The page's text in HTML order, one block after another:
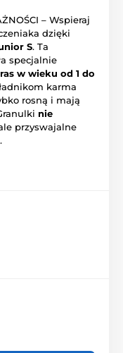
– Wspieraj
dzięki
S. Ta
specjalnie
w wieku od 1 do
karma
rosną i mają
nie
przyswajalne